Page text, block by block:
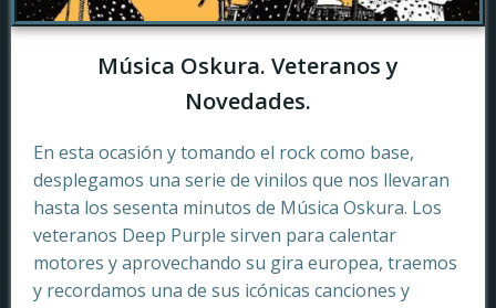
Música Oskura. Veteranos y
Novedades.
En esta ocasión y tomando el rock como base,
desplegamos una serie de vinilos que nos llevaran
hasta los sesenta minutos de Música Oskura. Los
veteranos Deep Purple sirven para calentar
motores y aprovechando su gira europea, traemos
y recordamos una de sus icónicas canciones y